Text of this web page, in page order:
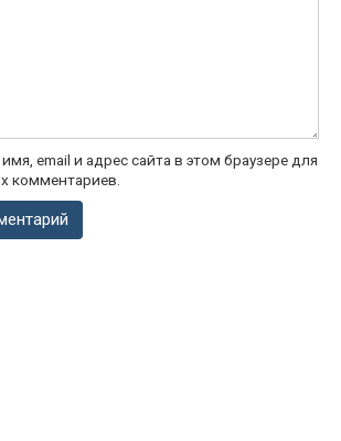
email и адрес сайта в этом браузере для
комментариев.